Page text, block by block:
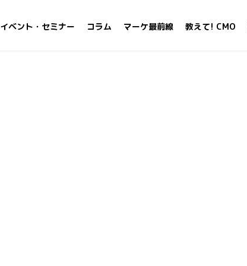
イベント・セミナー コラム マーケ最前線 教えて! CMO